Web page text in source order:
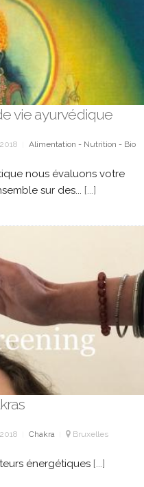
vie ayurvédique
Alimentation - Nutrition - Bio
nous évaluons votre
sur des... [...]
Chakra Bruxelles
énergétiques [...]